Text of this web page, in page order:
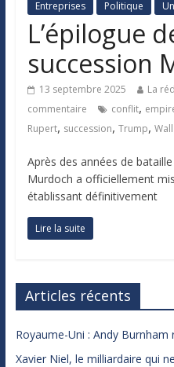
Entreprises Politique
L’épilogue
succession
13 septembre 2025 La
commentaire
conflit,
Rupert, succession, Trump,
Après des années de
Murdoch a officiellement
établissant définitivement
Lire la suite
Articles récents
Royaume-Uni : Andy Burnham
Xavier Niel, le milliardaire qui